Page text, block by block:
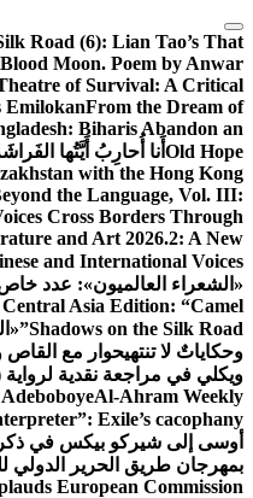
التجاوز
إلى
المحتوى
Road (6): Lian Tao’s That
Blood Moon. Poem by Anwar
of Survival: A Critical
EmilokanFrom the Dream of
Biharis Abandon an
Old Hope أَنا أُحارِبُ أَيَّتُها
with the Hong Kong
the Language, Vol. III:
Cross Borders Through
and Art 2026.2: A New
and International Voices
«الشعراء العالميون»: عدد
Asia Edition: “Camel
Shadows on the Silk Road”
وحكاياتٌ لا تنتهيحوار مع القاص
ويكلي في مراجعة نقدية
Al-Ahram Weekly
Exile’s cacophany
أوسى إلى شيركو بيكس في
بمهرجان طريق الحرير الدولي
European Commission